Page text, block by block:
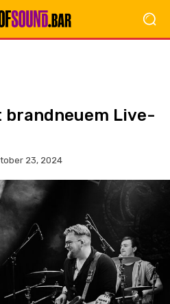
brandneuem Live-
23, 2024